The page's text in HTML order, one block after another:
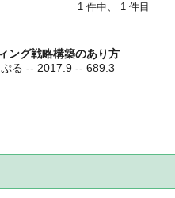
1 件中、 1 件目
ング戦略構築のあり方
る -- 2017.9 -- 689.3